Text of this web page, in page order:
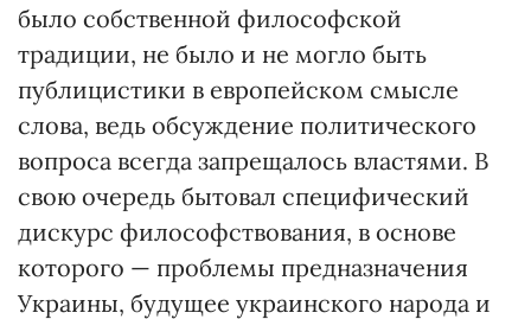
было собственной философской
традиции, не было и не могло быть
публицистики в европейском смысле
слова, ведь обсуждение политического
вопроса всегда запрещалось властями. В
свою очередь бытовал специфический
дискурс философствования, в основе
которого — проблемы предназначения
Украины, будущее украинского народа и